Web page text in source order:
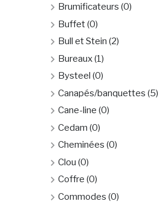
Brumificateurs (0)
Buffet(0)
Bull et Stein (2)
Bureaux(1)
Bysteel (0)
Canapés/banquettes (5)
Cane-line (0)
Cedam (0)
Cheminées (0)
Clou (0)
Coffre (0)
Commodes (0)